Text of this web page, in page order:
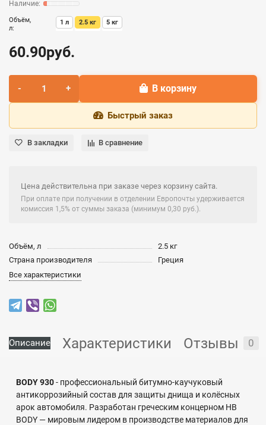
Объём,
л:
1 л 2.5 кг 5 кг
60.90руб.
В корзину
Быстрый заказ
В закладки В сравнение
Цена действительна при заказе через корзину сайта.
При оплате при получении в отделении Европочты удерживается
комиссия 1,5% от суммы заказа (минимум 0,30 руб.).
Объём, л
2.5 кг
Страна производителя
Греция
Все характеристики
Описание Характеристики Отзывы 0
BODY 930- профессиональный битумно-каучуковый
антикоррозийный состав для защиты днища и колёсных
арок автомобиля. Разработан греческим концерном HB
BODY — мировым лидером в производстве материалов для